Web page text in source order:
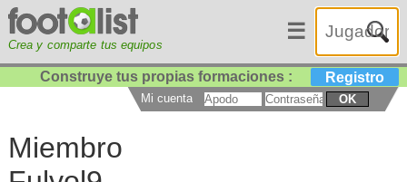
Crea y comparte tus equipos
☰
Construye tus propias formaciones : Registro
Mi cuenta OK
Miembro